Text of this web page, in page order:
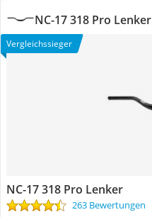
NC-17 318 Pro Lenker
Vergleichssieger
NC-17 318 Pro Lenker
263 Bewertungen